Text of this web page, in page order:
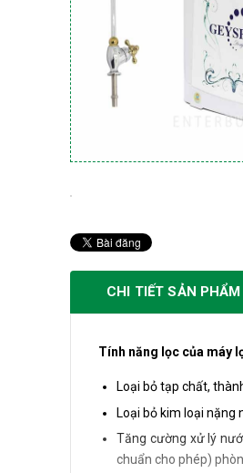
CHI TIẾT SẢN PHẨM
Tính năng lọc của máy
Loại bỏ tạp chất,
Loại bỏ kim loại nặng
Tăng cường xử lý
chuẩn cho phép)